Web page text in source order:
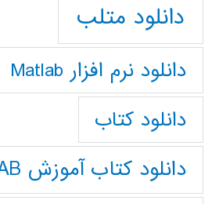
دانلود متلب
دانلود نرم افزار Matlab
دانلود کتاب
دانلود کتاب آموزش MATLAB